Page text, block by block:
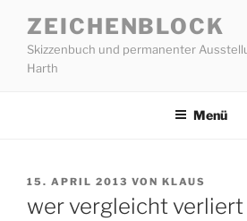
Inhalt
springen
ZEICHENBLOCK
Skizzenbuch und permanenter
Harth
Menü
VERÖFFENTLICHT
15. APRIL 2013 VON KLAUS
wer vergleicht verliert